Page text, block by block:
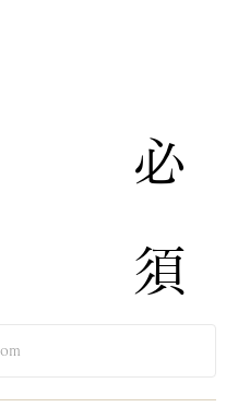
​必
須​